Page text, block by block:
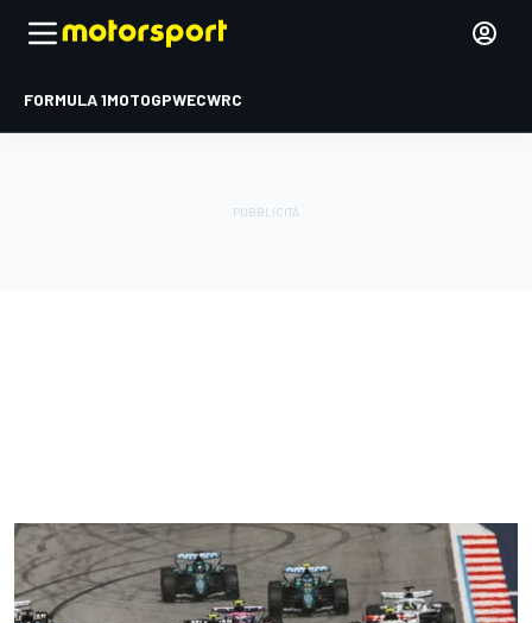
FORMULA 1MOTOGPWECWRC